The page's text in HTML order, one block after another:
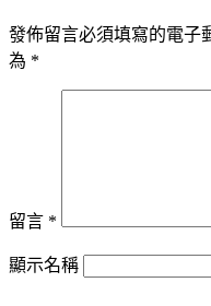
發佈留言必須填寫的電子
為 *
留言 *
顯示名稱